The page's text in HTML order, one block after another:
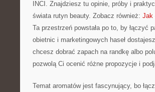
INCI. Znajdziesz tu opinie, próby i
świata rutyn beauty. Zobacz również: Jak
Ta przestrzeń powstała po to, by
obietnic i marketingowych haseł
chcesz dobrać zapach na randkę albo
pozwolą Ci ocenić różne propozycje i
Temat aromatów jest fascynujący, bo